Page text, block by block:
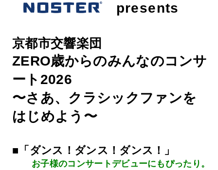
presents
京都市交響楽団
ZERO歳からのみんなのコンサ
ート2026
〜さあ、クラシックファンを
はじめよう〜
■ 「ダンス！ダンス！ダンス！」
お子様のコンサートデビューにもぴったり。